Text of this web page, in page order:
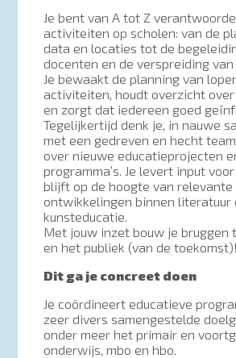
Je bent van A tot Z
activiteiten op scholen: van de
data en locaties tot de
docenten en de verspreiding van
Je bewaakt de planning van
activiteiten, houdt overzicht
en zorgt dat iedereen goed
Tegelijkertijd denk je, in nauwe
met een gedreven en hecht
over nieuwe educatieprojecten
programma’s. Je levert input
blijft op de hoogte van relevante
ontwikkelingen binnen literatuur
kunsteducatie.
Met jouw inzet bouw je bruggen
en het publiek (van de toekomst)!
Dit ga je concreet doen
Je coördineert educatieve
zeer divers samengestelde
onder meer het primair en
onderwijs, mbo en hbo.